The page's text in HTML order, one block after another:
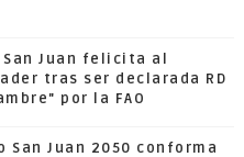
Juan felicita al
tras ser declarada RD
por la FAO
San Juan 2050 conforma